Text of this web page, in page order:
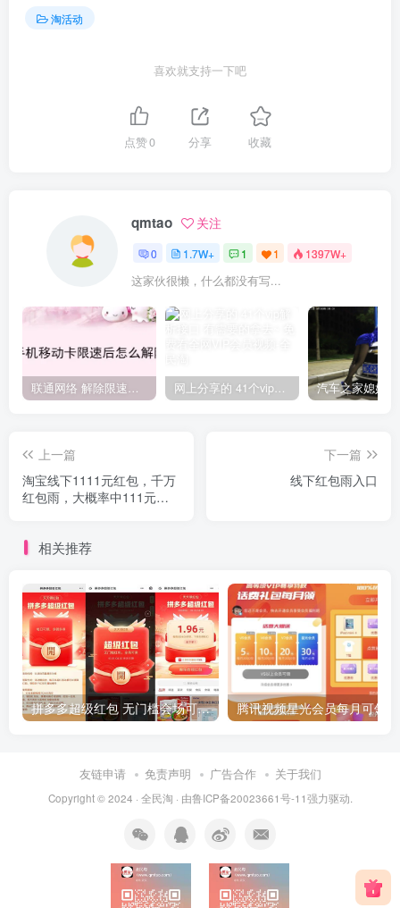
淘活动
喜欢就支持一下吧
点赞0 分享 收藏
qmtao 关注
0 1.7W+ 1 1 1397W+
这家伙很懒，什么都没有写...
联通网络 解除限速方法参考！畅享、畅玩、老白干等及其它地区自测了 网上分享的 41个vip解析接口 有需要的拿去~ 免费看全网VIP会员视频
上一篇
淘宝线下1111元红包，千万
红包雨，大概率中111元！
下一篇
线下红包雨入口
相关推荐
拼多多超级红包 无门槛会场可用 天天可领 最高88.88元
友链申请 免责声明 广告合作 关于我们
Copyright © 2024 · 全民淘 · 由鲁ICP备20023661号-11强力驱动.